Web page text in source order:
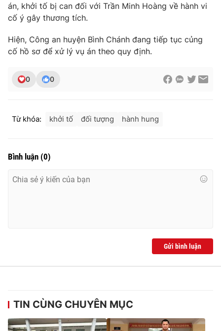
THỜI BÁO VTV
Cơ quan chủ quản:Đài Truyền hình Việt Nam
cấp ngày 29/12/2023
Tổng Biên tập: Vũ Thanh Thủy
án, khởi tố bị can đối với Trần Minh Hoàng về hành vi
cố ý gây thương tích.
Hiện, Công an huyện Bình Chánh đang tiếp tục củng
cố hồ sơ để xử lý vụ án theo quy định.
0 0
Từ khóa: khởi tố đối tượng hành hung
Bình luận (0)
Gửi bình luận
TIN CÙNG CHUYÊN MỤC